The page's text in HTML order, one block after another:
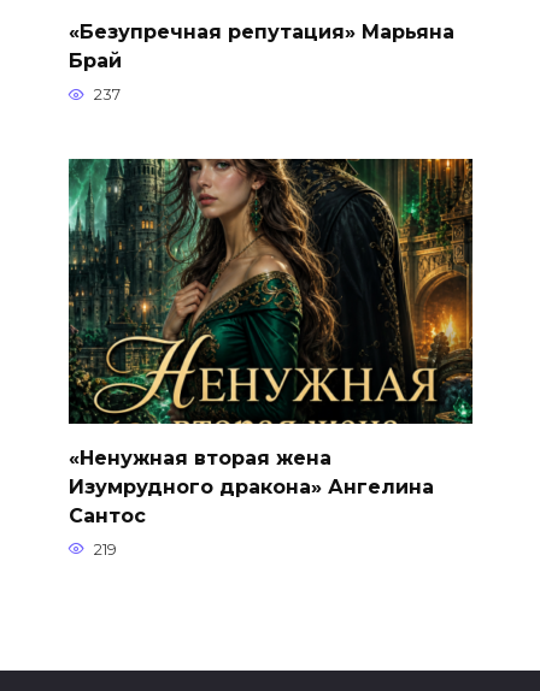
«Безупречная репутация» Марьяна
Брай
237
«Ненужная вторая жена
Изумрудного дракона» Ангелина
Сантос
219